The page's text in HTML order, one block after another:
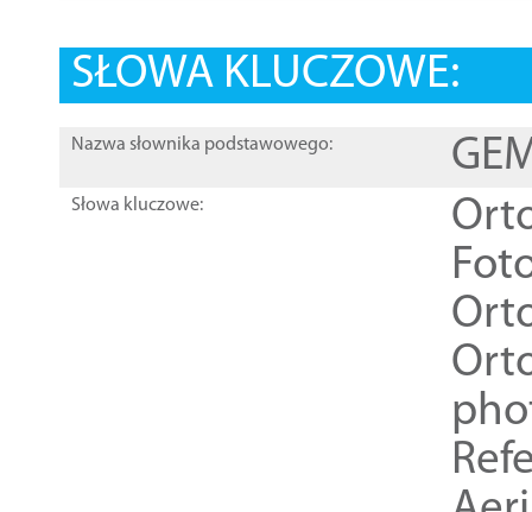
SŁOWA KLUCZOWE:
Nazwa słownika podstawowego:
Słowa kluczowe: